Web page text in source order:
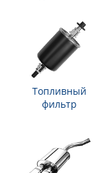
Топливный
фильтр